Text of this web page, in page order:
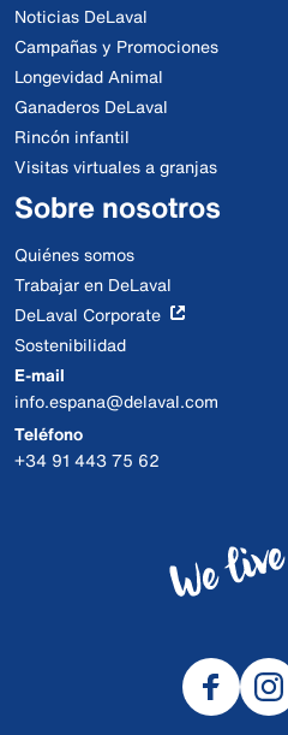
Noticias DeLaval
Campañas y Promociones
Longevidad Animal
Ganaderos DeLaval
Rincón infantil
Visitas virtuales a granjas
Sobre nosotros
Quiénes somos
Trabajar en DeLaval
DeLaval Corporate
Sostenibilidad
E-mail
info.espana@delaval.com
Teléfono
+34 91 443 75 62